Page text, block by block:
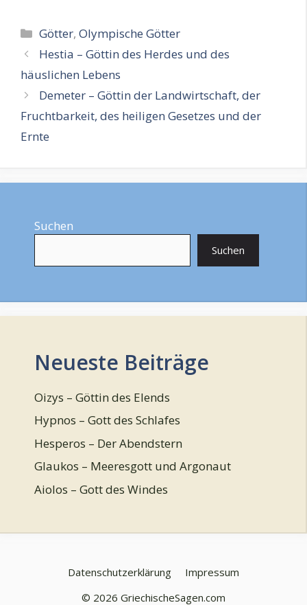
Kategorien
Götter,Olympische Götter
Hestia – Göttin des Herdes und des
häuslichen Lebens
Demeter – Göttin der Landwirtschaft, der
Fruchtbarkeit, des heiligen Gesetzes und der
Ernte
Suchen
Suchen
Neueste Beiträge
Oizys – Göttin des Elends
Hypnos – Gott des Schlafes
Hesperos – Der Abendstern
Glaukos – Meeresgott und Argonaut
Aiolos – Gott des Windes
Datenschutzerklärung
Impressum
© 2026 GriechischeSagen.com